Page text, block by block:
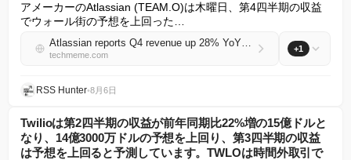
アメーカーのAtlassian (TEAM.O)は木曜日、第4四半期の収益
でウォール街の予想を上回った…
Atlassian reports Q4 revenue up 28% YoY to $1.77B, vs. $1.66B est., cloud revenue up 31% to $1.2B, forecasts Q1 revenue above est.; TEAM jumps 31%+ after hours (Arunesh Sinha/Reuters)
techmeme.com
+1
RSS Hunter•8月6日
Twilioは第2四半期の収益が前年同期比22%増の15億ドルと
なり、14億3000万ドルの予想を上回り、第3四半期の収益
は予想を上回ると予測しています。TWLOは時間外取引で